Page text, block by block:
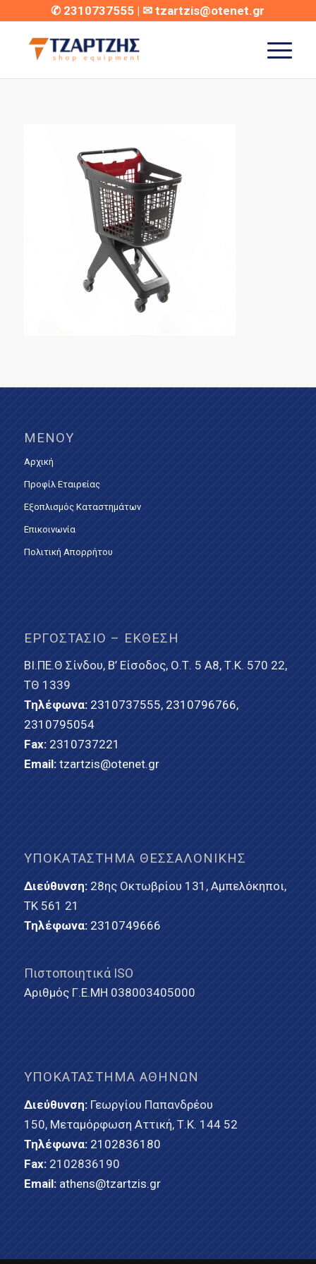
✆ 2310737555 | ✉tzartzis@otenet.gr
ΜΕΝΟΎ
Αρχική
Προφίλ Εταιρείας
Εξοπλισμός Καταστημάτων
Επικοινωνία
Πολιτική Απορρήτου
ΕΡΓΟΣΤΆΣΙΟ – ΈΚΘΕΣΗ
ΒΙ.ΠΕ.Θ Σίνδου, Β’ Είσοδος, Ο.Τ. 5 Α8, Τ.Κ. 570 22,
ΤΘ 1339
Τηλέφωνα: 2310737555, 2310796766,
2310795054
Fax: 2310737221
Email: tzartzis@otenet.gr
ΥΠΟΚΑΤΆΣΤΗΜΑ ΘΕΣΣΑΛΟΝΊΚΗΣ
Διεύθυνση:28ης Οκτωβρίου 131, Αμπελόκηποι,
ΤΚ 561 21
Τηλέφωνα: 2310749666
Πιστοποιητικά ISO
Αριθμός Γ.Ε.ΜΗ 038003405000
ΥΠΟΚΑΤΆΣΤΗΜΑ ΑΘΗΝΏΝ
Διεύθυνση:Γεωργίου Παπανδρέου
150, Μεταμόρφωση Αττική, Τ.Κ. 144 52
Τηλέφωνα: 2102836180
Fax:2102836190
Email: athens@tzartzis.gr